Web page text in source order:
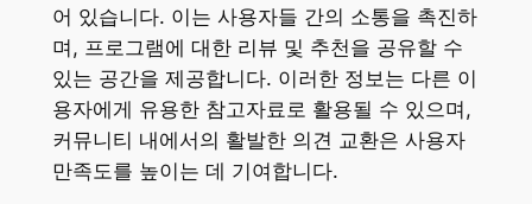
어 있습니다. 이는 사용자들 간의 소통을 촉진하
며, 프로그램에 대한 리뷰 및 추천을 공유할 수
있는 공간을 제공합니다. 이러한 정보는 다른 이
용자에게 유용한 참고자료로 활용될 수 있으며,
커뮤니티 내에서의 활발한 의견 교환은 사용자
만족도를 높이는 데 기여합니다.